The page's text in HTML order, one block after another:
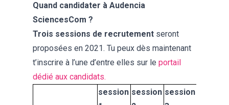
Quand candidater à Audencia
SciencesCom ?
Trois sessions de recrutement seront
proposées en 2021. Tu peux dès maintenant
t’inscrire à l’une d’entre elles sur le portail
dédié aux candidats.
session session session